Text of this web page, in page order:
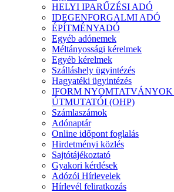
HELYI IPARŰZÉSI ADÓ
IDEGENFORGALMI ADÓ
ÉPÍTMÉNYADÓ
Egyéb adónemek
Méltányossági kérelmek
Egyéb kérelmek
Szálláshely ügyintézés
Hagyatéki ügyintézés
IFORM
ÚTMUTATÓI (OHP)
Számlaszámok
Adónaptár
Online időpont foglalás
Hirdetményi közlés
Sajtótájékoztató
Gyakori kérdések
Adózói Hírlevelek
Hírlevél feliratkozás